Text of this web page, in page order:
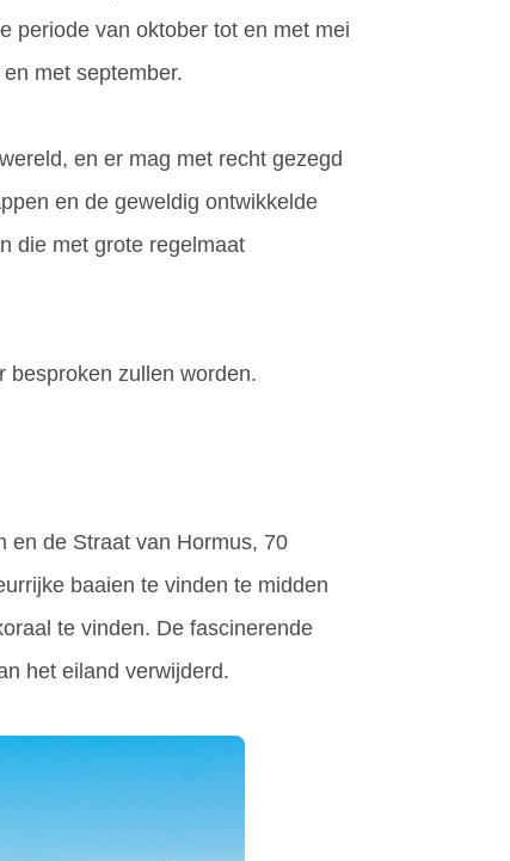
periode van oktober tot en met mei
met september.
en er mag met recht gezegd
en de geweldig ontwikkelde
die met grote regelmaat
besproken zullen worden.
en de Straat van Hormus, 70
baaien te vinden te midden
te vinden. De fascinerende
het eiland verwijderd.